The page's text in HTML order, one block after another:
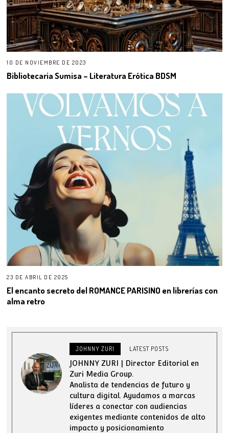
10 DE NOVIEMBRE DE 2023
Bibliotecaria Sumisa – Literatura Erótica BDSM
23 DE ABRIL DE 2025
El encanto secreto del ROMANCE PARISINO en librerías con
alma retro
JOHNNY ZURI LATEST POSTS
JOHNNY ZURI | Director Editorial en
Zuri Media Group.
Analista de tendencias de futuro y
cultura digital. Ayudamos a marcas
líderes a conectar con audiencias
exigentes mediante contenidos de alto
impacto y posicionamiento